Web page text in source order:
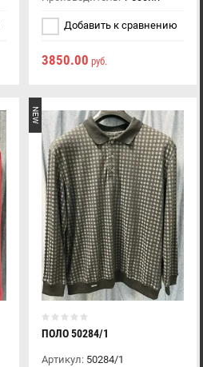
Добавить к сравнению
3850.00 руб.
NEW
ПОЛО 50284/1
Артикул:50284/1